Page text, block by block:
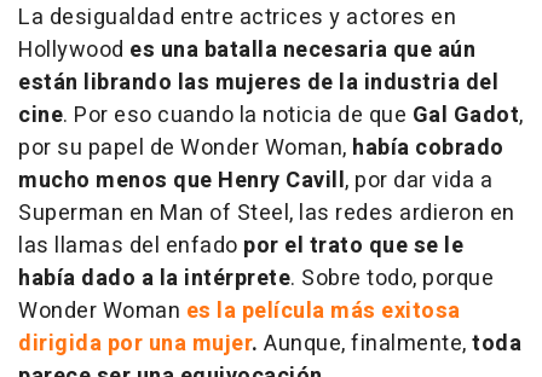
La desigualdad entre actrices y actores en
Hollywood es una batalla necesaria que aún
están librando las mujeres de la industria del
cine. Por eso cuando la noticia de que Gal Gadot,
por su papel de Wonder Woman, había cobrado
mucho menos que Henry Cavill, por dar vida a
Superman en Man of Steel, las redes ardieron en
las llamas del enfado por el trato que se le
había dado a la intérprete. Sobre todo, porque
Wonder Woman es la película más exitosa
dirigida por una mujer. Aunque, finalmente,toda